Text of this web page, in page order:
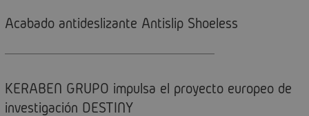
Acabado antideslizante Antislip Shoeless
KERABEN GRUPO impulsa el proyecto europeo de
investigación DESTINY